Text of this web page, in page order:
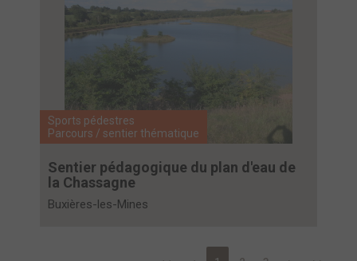
Sports pédestres
Parcours / sentier thématique
Sentier pédagogique du plan d'eau de
la Chassagne
Buxières-les-Mines